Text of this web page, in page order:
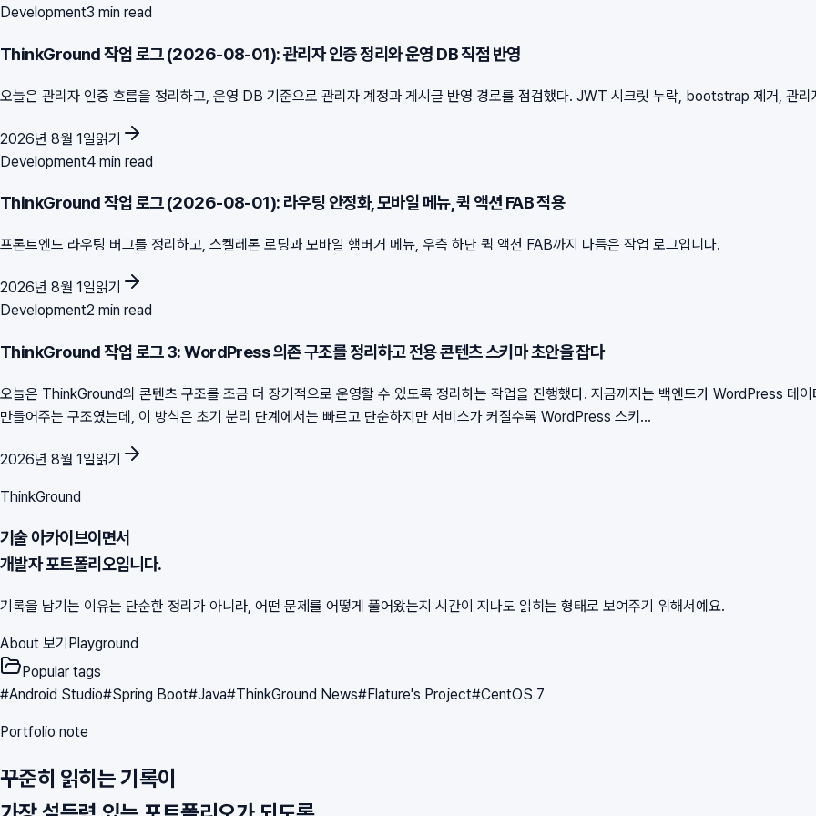
Development3 min read
ThinkGround 작업 로그 (2026-08-01): 관리자 인증 정리와 운영 DB 직접 반영
오늘은 관리자 인증 흐름을 정리하고, 운영 DB 기준으로 관리자 계정과 게시글 반영 경로를 점검했다. JWT 시크릿 누락, bootstrap 제거, 관리
2026년 8월 1일읽기
Development4 min read
ThinkGround 작업 로그 (2026-08-01): 라우팅 안정화, 모바일 메뉴, 퀵 액션 FAB 적용
프론트엔드 라우팅 버그를 정리하고, 스켈레톤 로딩과 모바일 햄버거 메뉴, 우측 하단 퀵 액션 FAB까지 다듬은 작업 로그입니다.
2026년 8월 1일읽기
Development2 min read
ThinkGround 작업 로그 3: WordPress 의존 구조를 정리하고 전용 콘텐츠 스키마 초안을 잡다
오늘은 ThinkGround의 콘텐츠 구조를 조금 더 장기적으로 운영할 수 있도록 정리하는 작업을 진행했다. 지금까지는 백엔드가 WordPress 데
만들어주는 구조였는데, 이 방식은 초기 분리 단계에서는 빠르고 단순하지만 서비스가 커질수록 WordPress 스키...
2026년 8월 1일읽기
ThinkGround
기술 아카이브이면서
개발자 포트폴리오입니다.
기록을 남기는 이유는 단순한 정리가 아니라, 어떤 문제를 어떻게 풀어왔는지 시간이 지나도 읽히는 형태로 보여주기 위해서예요.
About 보기Playground
Popular tags
#Android Studio#Spring Boot#Java#ThinkGround News#Flature's Project#CentOS 7
Portfolio note
꾸준히 읽히는 기록이